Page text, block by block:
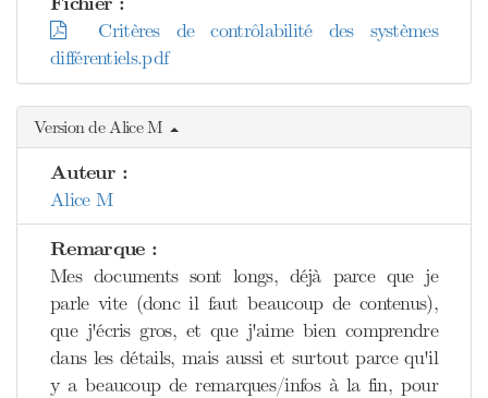
Critères de contrôlabilité des systèmes
différentiels.pdf
Version de Alice M
Auteur :
Alice M
Remarque :
Mes documents sont longs, déjà parce que je
parle vite (donc il faut beaucoup de contenus),
que j'écris gros, et que j'aime bien comprendre
dans les détails, mais aussi et surtout parce qu'il
y a beaucoup de remarques/infos à la fin, pour